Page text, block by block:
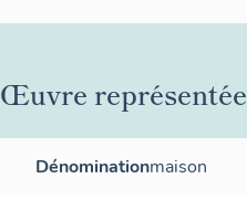
Œuvre représentée
Dénominationmaison